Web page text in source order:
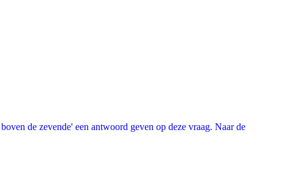
de zevende' een antwoord geven op deze vraag. Naar de